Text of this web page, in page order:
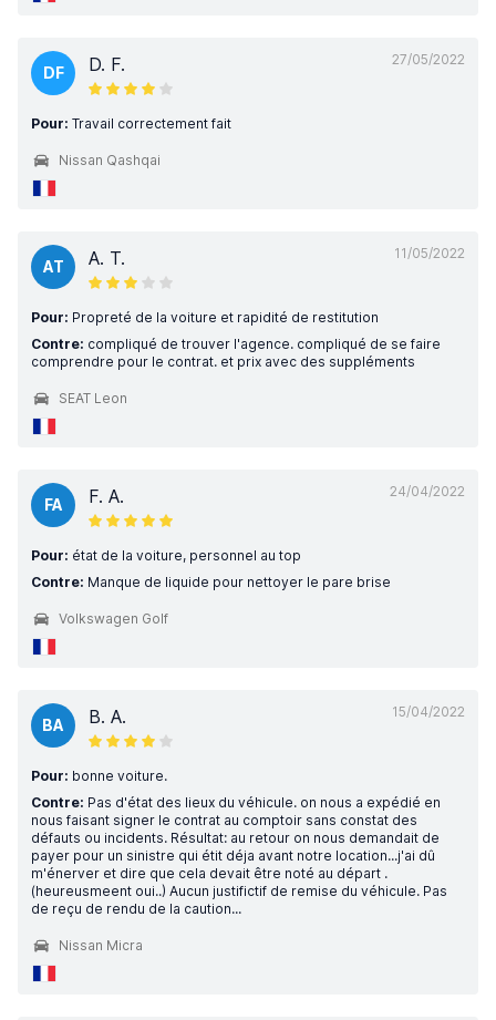
27/05/2022
DF D. F.
Pour: Travail correctement fait
Nissan Qashqai
11/05/2022
AT A. T.
Pour: Propreté de la voiture et rapidité de restitution
Contre: compliqué de trouver l'agence. compliqué de se faire
comprendre pour le contrat. et prix avec des suppléments
SEAT Leon
24/04/2022
FA F. A.
Pour: état de la voiture, personnel au top
Contre: Manque de liquide pour nettoyer le pare brise
Volkswagen Golf
15/04/2022
BA B. A.
Pour: bonne voiture.
Contre: Pas d'état des lieux du véhicule. on nous a expédié en
nous faisant signer le contrat au comptoir sans constat des
défauts ou incidents. Résultat: au retour on nous demandait de
payer pour un sinistre qui étit déja avant notre location...j'ai dû
m'énerver et dire que cela devait être noté au départ .
(heureusmeent oui..) Aucun justifictif de remise du véhicule. Pas
de reçu de rendu de la caution...
Nissan Micra